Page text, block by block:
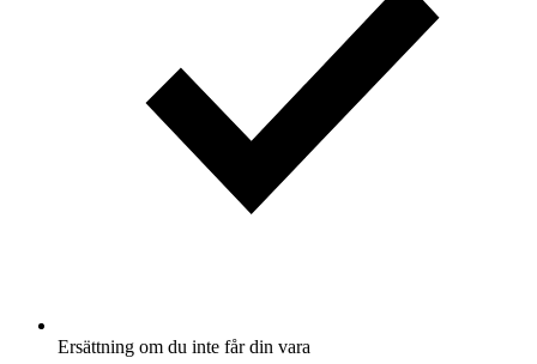
Ersättning om du inte får din vara